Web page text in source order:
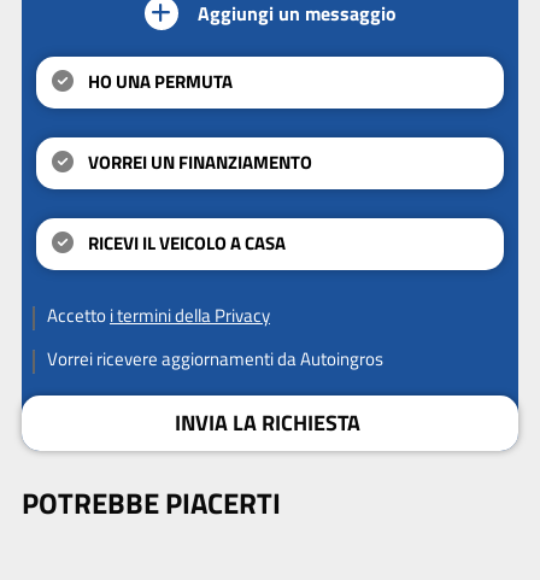
Aggiungi un messaggio
HO UNA PERMUTA
VORREI UN FINANZIAMENTO
RICEVI IL VEICOLO A CASA
Accettoi termini della Privacy
Vorrei ricevere aggiornamenti da Autoingros
INVIA LA RICHIESTA
POTREBBE PIACERTI